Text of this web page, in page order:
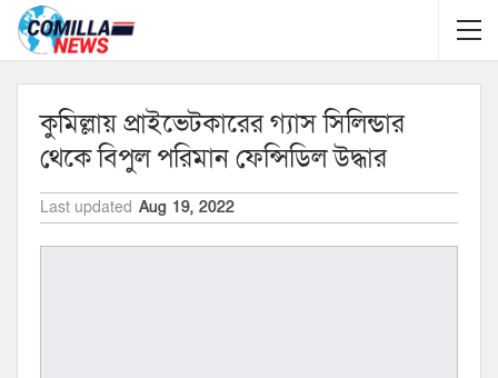
কুমিল্লায় প্রাইভেটকারের গ্যাস সিলিন্ডার
থেকে বিপুল পরিমান ফেন্সিডিল উদ্ধার
Last updated Aug 19, 2022